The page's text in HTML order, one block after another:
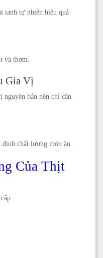
tanh tự nhiên hiệu quả
và thơm.
Gia Vị
nguyên bản nên chỉ cần
chất lượng món ăn.
Của Thịt